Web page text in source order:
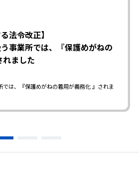
法令改正】
事業所では、『保護めがねの
れました
は、『保護めがねの着用が義務化 』されま